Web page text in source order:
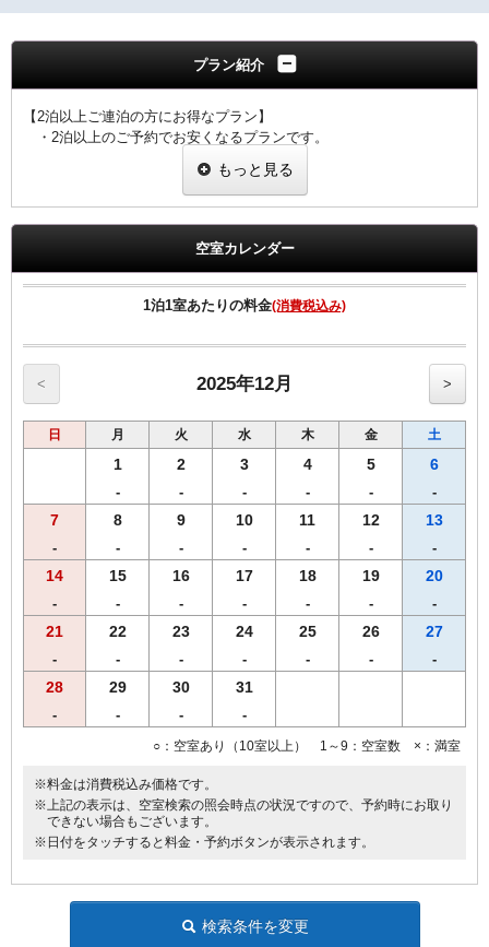
プラン紹介
【2泊以上ご連泊の方にお得なプラン】
・2泊以上のご予約でお安くなるプランです。
・ゴミ箱、灰皿、タオル類交換はさせていただきます。
・４泊以上ご宿泊の場合、４泊目、７泊目、１０泊目・・・
は、清掃に入らせていただきます。
・ご予定の変更により１泊のみのご利用になりました場合は
【全プラン共通サービス】
ご用意！
・全室インターネット回線接続可能（Wi-Fi・有線LAN）
もっと見る
空室カレンダー
1泊1室あたりの料金(消費税込み)
< 2025年12月 >
日 月 火 水 木 金 土
1
-
2
-
3
-
4
-
5
-
6
-
7
-
8
-
9
-
10
-
11
-
12
-
13
-
14
-
15
-
16
-
17
-
18
-
19
-
20
-
21
-
22
-
23
-
24
-
25
-
26
-
27
-
28
-
29
-
30
-
31
-
○：空室あり（10室以上） 1～9：空室数 ×：満室
※料金は消費税込み価格です。
※上記の表示は、空室検索の照会時点の状況ですので、予約時にお取り
できない場合もございます。
※日付をタッチすると料金・予約ボタンが表示されます。
検索条件を変更